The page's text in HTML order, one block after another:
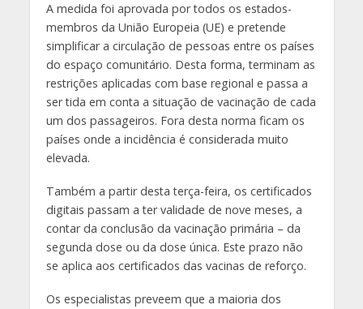
A medida foi aprovada por todos os estados-
membros da União Europeia (UE) e pretende
simplificar a circulação de pessoas entre os países
do espaço comunitário. Desta forma, terminam as
restrições aplicadas com base regional e passa a
ser tida em conta a situação de vacinação de cada
um dos passageiros. Fora desta norma ficam os
países onde a incidência é considerada muito
elevada.
Também a partir desta terça-feira, os certificados
digitais passam a ter validade de nove meses, a
contar da conclusão da vacinação primária – da
segunda dose ou da dose única. Este prazo não
se aplica aos certificados das vacinas de reforço.
Os especialistas preveem que a maioria dos